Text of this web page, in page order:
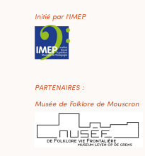
Initié par l'IMEP
PARTENAIRES :
Musée de Folklore de Mouscron